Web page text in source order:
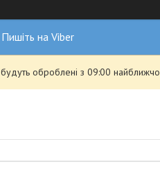
на Viber
оброблені з 09:00